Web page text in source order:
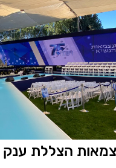
הצללת